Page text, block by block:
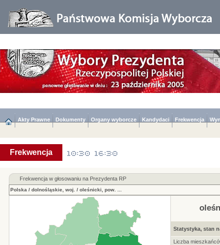
Akty Prawne Dokumenty Organy wyborcze Kandydaci Frekwencja
Frekwencja
Frekwencja w głosowaniu na Prezydenta RP
Polska / dolnośląskie, woj. / oleśnicki, pow.
Statystyka, stan
Liczba